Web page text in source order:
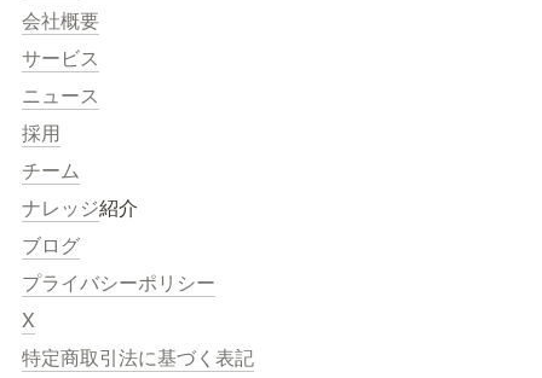
会社概要
サービス
ニュース
採用
チーム
ナレッジ紹介
ブログ
プライバシーポリシー
X
特定商取引法に基づく表記